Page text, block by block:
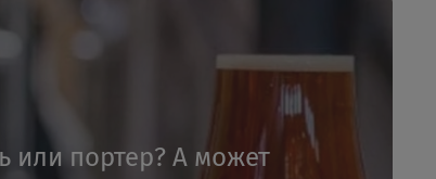
или портер? А может